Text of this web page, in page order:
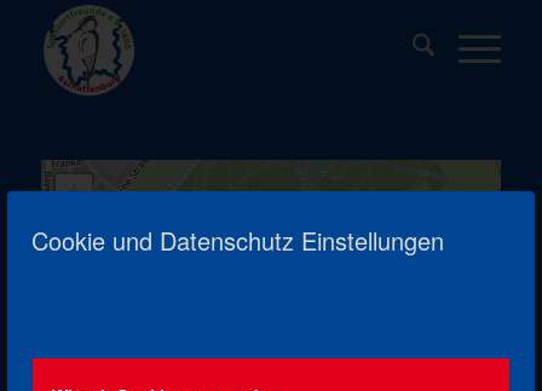
Cookie und Datenschutz Einstellungen
+
−